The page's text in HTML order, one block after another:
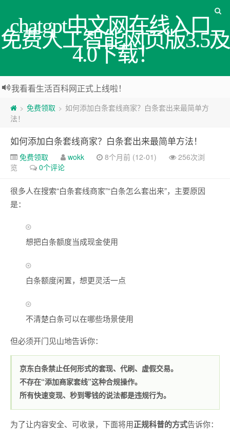
chatgpt中文网在线入口_
免费人工智能网页版3.5及
4.0下载！
我看看生活百科网正式上线啦！
> 免费领取 > 如何添加白条套线商家？白条套出来最简单方
法！
如何添加白条套线商家？白条套出来最简单方法！
免费领取 wokk 8个月前 (12-01)
256次浏
览
0个评论
很多人在搜索“白条套线商家”“白条怎么套出来”，主要原因
是：
想把白条额度当成现金使用
白条额度闲置，想更灵活一点
不清楚白条可以在哪些场景使用
但必须开门见山地告诉你：
京东白条禁止任何形式的套现、代刷、虚假交易。
不存在“添加商家套线”这种合规操作。
所有快速变现、秒到零钱的说法都是违规行为。
为了让内容安全、可收录，下面将用正规科普的方式告诉你：